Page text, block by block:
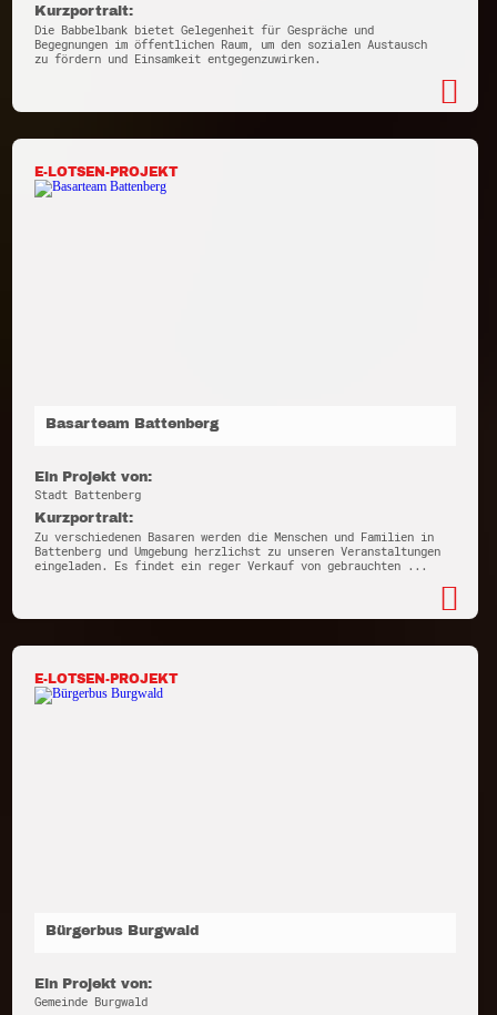
Kurzportrait:
Die Babbelbank bietet Gelegenheit für Gespräche und
Begegnungen im öffentlichen Raum, um den sozialen Austausch
zu fördern und Einsamkeit entgegenzuwirken.
E-LOTSEN-PROJEKT
Basarteam Battenberg
Ein Projekt von:
Stadt Battenberg
Kurzportrait:
Zu verschiedenen Basaren werden die Menschen und Familien in
Battenberg und Umgebung herzlichst zu unseren Veranstaltungen
eingeladen. Es findet ein reger Verkauf von gebrauchten ...
E-LOTSEN-PROJEKT
Bürgerbus Burgwald
Ein Projekt von:
Gemeinde Burgwald